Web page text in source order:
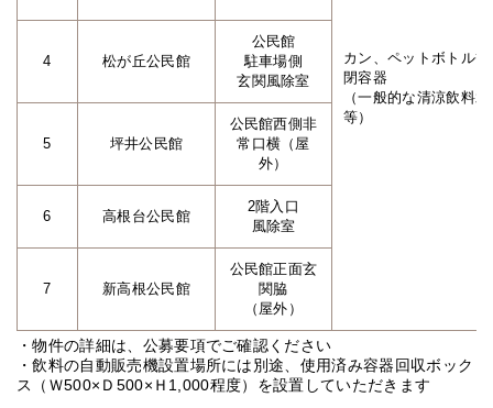
カン、ペットボトル等
閉容器
（一般的な清涼飲料水
等）
4 松が丘公民館
公民館
駐車場側
玄関風除室
5 坪井公民館
公民館西側非
常口横（屋
外）
6 高根台公民館
2階入口
風除室
7 新高根公民館
公民館正面玄
関脇
（屋外）
・物件の詳細は、公募要項でご確認ください
・飲料の自動販売機設置場所には別途、使用済み容器回収ボック
ス（Ｗ500×Ｄ500×Ｈ1,000程度）を設置していただきます